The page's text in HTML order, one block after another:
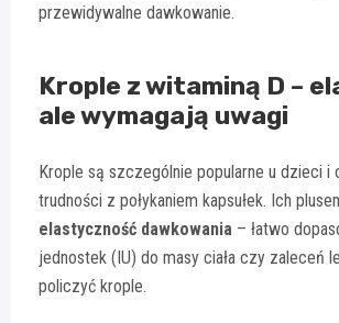
przewidywalne dawkowanie.
Krople z witaminą D –
ale wymagają uwagi
Krople są szczególnie popularne u dzieci i
trudności z połykaniem kapsułek. Ich
elastyczność dawkowania – łatwo
jednostek (IU) do masy ciała czy zaleceń
policzyć krople.